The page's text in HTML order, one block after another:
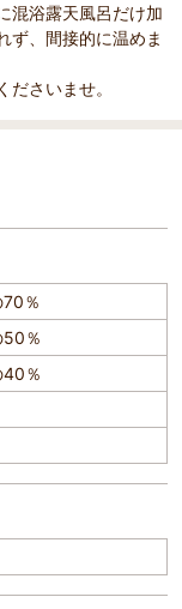
混浴露天風呂だけ加
ず、間接的に温めま
さいませ。
％
50％
40％